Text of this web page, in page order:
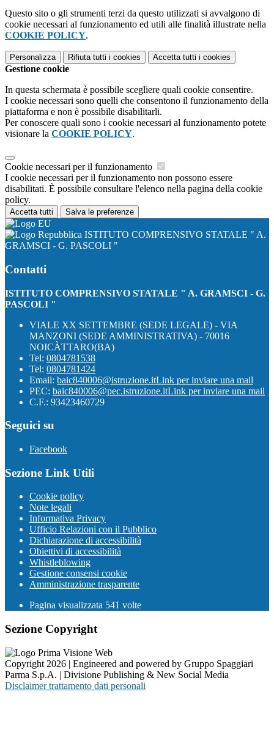
Questo sito o gli strumenti terzi da questo utilizzati si avvalgono di
cookie necessari al funzionamento ed utili alle finalità illustrate nella
COOKIE POLICY.
Personalizza Rifiuta tutti i cookies Accetta tutti i cookies
Gestione cookie
In questa schermata è possibile scegliere quali cookie consentire.
I cookie necessari sono quelli che consentono il funzionamento della
piattaforma e non è possibile disabilitarli.
Per conoscere quali sono i cookie necessari al funzionamento potete
visionare la COOKIE POLICY.
Cookie necessari per il funzionamento
I cookie necessari per il funzionamento non possono essere
disabilitati. È possibile consultare l'elenco nella pagina della cookie
policy.
Accetta tutti Salva le preferenze
ISTITUTO COMPRENSIVO STATALE " A.
GRAMSCI - G. PASCOLI "
Contatti
ISTITUTO COMPRENSIVO STATALE " A. GRAMSCI - G.
PASCOLI "
VIALE XX SETTEMBRE (SEDE LEGALE) - VIA
MANZONI (SEDE AMMINISTRATIVA) - 70016
NOICÀTTARO(BA)
Tel: 0804781538
Tel: 0804781424
Email: baic840006@istruzione.itLink per inviare una mail
PEC: baic840006@pec.istruzione.itLink per inviare una mail
C.F.: 93423460729
Seguici su
Facebook
Sezione Link Utili
Cookie policy
Note legali
Informativa Privacy
Ufficio Relazioni con il Pubblico
Dichiarazione di accessibilità
Obiettivi di accessibilità
Whistleblowing
Gestione consensi cookie
Amministrazione trasparente
Pagina visualizzata 541 volte
Sezione Copyright
Copyright 2026 | Engineered and powered by Gruppo Spaggiari
Parma S.p.A. | Divisione Publishing & New Social Media
Disclaimer trattamento dati personali